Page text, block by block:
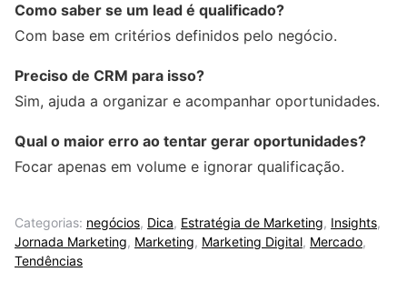
Como saber se um lead é qualificado?
Com base em critérios definidos pelo negócio.
Preciso de CRM para isso?
Sim, ajuda a organizar e acompanhar oportunidades.
Qual o maior erro ao tentar gerar oportunidades?
Focar apenas em volume e ignorar qualificação.
Categorias: negócios, Dica, Estratégia de Marketing, Insights,
Jornada Marketing, Marketing, Marketing Digital, Mercado,
Tendências